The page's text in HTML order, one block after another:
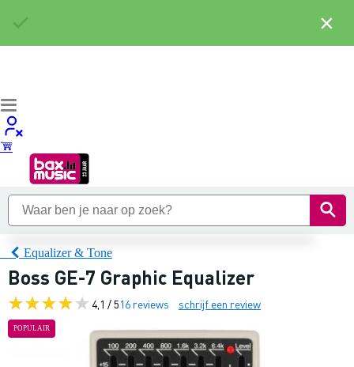
Equalizer & Tone
Boss GE-7 Graphic Equalizer
4,1 / 516 reviews schrijf een review
POPULAIR
×